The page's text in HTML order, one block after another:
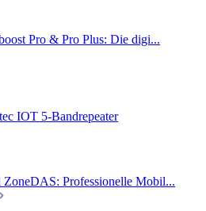
Pro & Pro Plus: Die digi...
IOT 5-Bandrepeater
ZoneDAS: Professionelle Mobil...